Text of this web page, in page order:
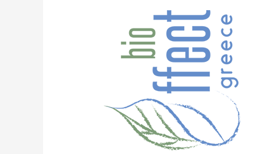
γευσιγνωσίας
Δευτέρα